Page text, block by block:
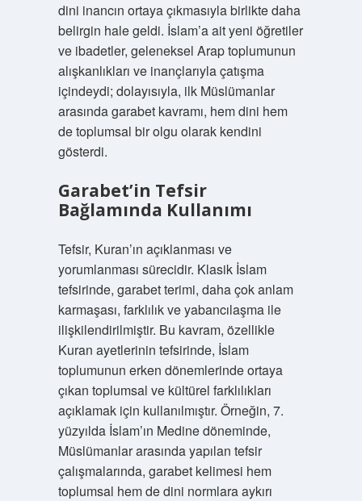
dini inancın ortaya çıkmasıyla birlikte daha
belirgin hale geldi. İslam’a ait yeni öğretiler
ve ibadetler, geleneksel Arap toplumunun
alışkanlıkları ve inançlarıyla çatışma
içindeydi; dolayısıyla, ilk Müslümanlar
arasında garabet kavramı, hem dini hem
de toplumsal bir olgu olarak kendini
gösterdi.
Garabet’in Tefsir
Bağlamında Kullanımı
Tefsir, Kuran’ın açıklanması ve
yorumlanması sürecidir. Klasik İslam
tefsirinde, garabet terimi, daha çok anlam
karmaşası, farklılık ve yabancılaşma ile
ilişkilendirilmiştir. Bu kavram, özellikle
Kuran ayetlerinin tefsirinde, İslam
toplumunun erken dönemlerinde ortaya
çıkan toplumsal ve kültürel farklılıkları
açıklamak için kullanılmıştır. Örneğin, 7.
yüzyılda İslam’ın Medine döneminde,
Müslümanlar arasında yapılan tefsir
çalışmalarında, garabet kelimesi hem
toplumsal hem de dini normlara aykırı